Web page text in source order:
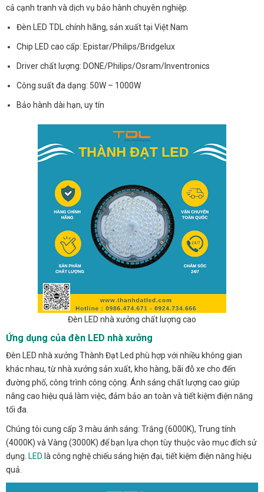
cả cạnh tranh và dịch vụ bảo hành chuyên nghiệp.
Đèn LED TDL chính hãng, sản xuất tại Việt Nam
Chip LED cao cấp: Epistar/Philips/Bridgelux
Driver chất lượng: DONE/Philips/Osram/Inventronics
Công suất đa dạng: 50W – 1000W
Bảo hành dài hạn, uy tín
Đèn LED nhà xưởng chất lượng cao
Ứng dụng của đèn LED nhà xưởng
Đèn LED nhà xưởng Thành Đạt Led phù hợp với nhiều không gian
khác nhau, từ nhà xưởng sản xuất, kho hàng, bãi đỗ xe cho đến
đường phố, công trình công cộng. Ánh sáng chất lượng cao giúp
nâng cao hiệu quả làm việc, đảm bảo an toàn và tiết kiệm điện năng
tối đa.
Chúng tôi cung cấp 3 màu ánh sáng: Trắng (6000K), Trung tính
(4000K) và Vàng (3000K) để bạn lựa chọn tùy thuộc vào mục đích sử
dụng. LED là công nghệ chiếu sáng hiện đại, tiết kiệm điện năng hiệu
quả.